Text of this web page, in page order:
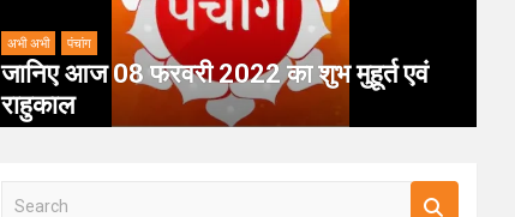
अभी अभी पंचांग
जानिए आज 08 फरवरी 2022 का शुभ मुहूर्त एवं
राहुकाल